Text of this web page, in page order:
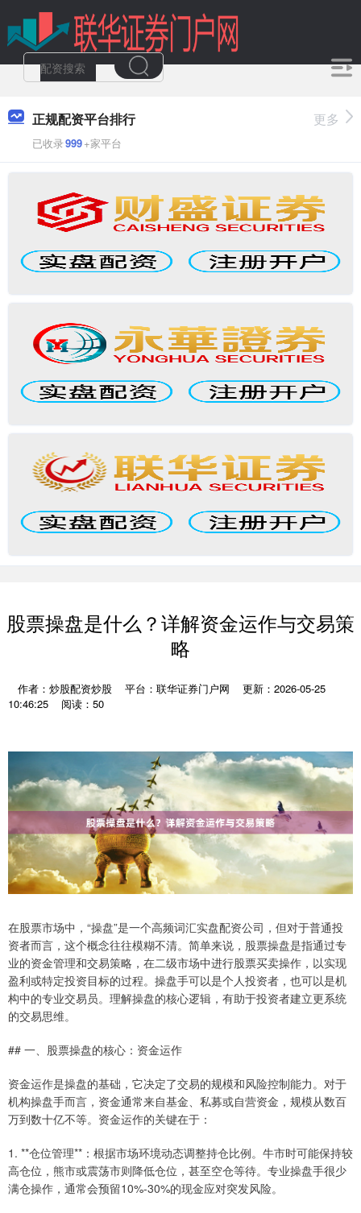
正规配资平台排行
已收录999+家平台
更多
股票操盘是什么？详解资金运作与交易策
略
作者：炒股配资炒股 平台：联华证券门户网
更新：2026-05-25
10:46:25
阅读：50
在股票市场中，“操盘”是一个高频词汇实盘配资公司，但对于普通投
资者而言，这个概念往往模糊不清。简单来说，股票操盘是指通过专
业的资金管理和交易策略，在二级市场中进行股票买卖操作，以实现
盈利或特定投资目标的过程。操盘手可以是个人投资者，也可以是机
构中的专业交易员。理解操盘的核心逻辑，有助于投资者建立更系统
的交易思维。
## 一、股票操盘的核心：资金运作
资金运作是操盘的基础，它决定了交易的规模和风险控制能力。对于
机构操盘手而言，资金通常来自基金、私募或自营资金，规模从数百
万到数十亿不等。资金运作的关键在于：
1. **仓位管理**：根据市场环境动态调整持仓比例。牛市时可能保持较
高仓位，熊市或震荡市则降低仓位，甚至空仓等待。专业操盘手很少
满仓操作，通常会预留10%-30%的现金应对突发风险。